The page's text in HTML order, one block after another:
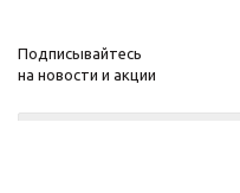
Подписывайтесь
на новости и акции